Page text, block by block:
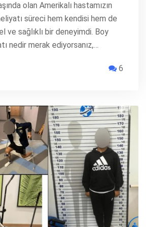
olan Amerikalı hastamızın
süreci hem kendisi hem de
ve sağlıklı bir deneyimdi. Boy
nedir merak ediyorsanız,…
6